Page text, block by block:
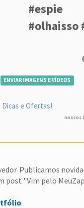
#espie
#olhaisso
ENVIAR IMAGENS E VÍDEOS
Dicas e Ofertas!
nossos
Publicamos
post "Vim pelo